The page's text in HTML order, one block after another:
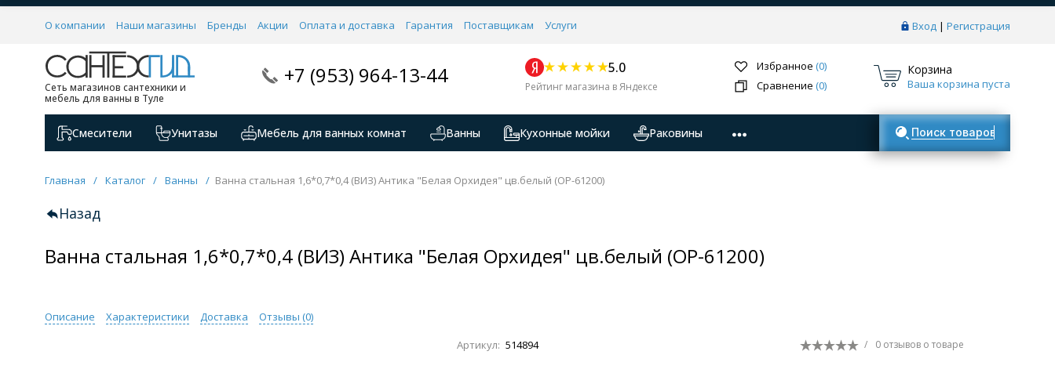
Вход | Регистрация
О компании Наши магазины Бренды Акции Оплата и доставка Гарантия Поставщикам Услуги
Сеть магазинов сантехники и
мебель для ванны в Туле
+7 (953) 964-13-44 5.0
Рейтинг магазина в Яндексе
Избранное (0)
Сравнение (0)
Корзина
Ваша корзина пуста
Смесители Унитазы Мебель для ванных комнат Ванны Кухонные мойки Раковины Поиск товаров
Главная / Каталог / Ванны / Ванна стальная 1,6*0,7*0,4 (ВИЗ) Антика "Белая Орхидея" цв.белый (ОР-61200)
Назад
Ванна стальная 1,6*0,7*0,4 (ВИЗ) Антика "Белая Орхидея" цв.белый (ОР-61200)
Описание Характеристики Доставка Отзывы (0)
Артикул: 514894 / 0 отзывов о товаре